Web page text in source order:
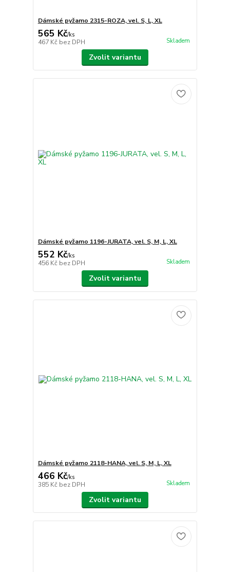
Dámské pyžamo 2315-ROZA, vel. S, L, XL
565 Kč/ks
467 Kč bez DPH Skladem
Zvolit variantu
Dámské pyžamo 1196-JURATA, vel. S, M, L, XL
552 Kč/ks
456 Kč bez DPH Skladem
Zvolit variantu
Dámské pyžamo 2118-HANA, vel. S, M, L, XL
466 Kč/ks
385 Kč bez DPH Skladem
Zvolit variantu